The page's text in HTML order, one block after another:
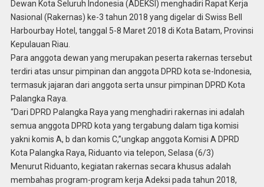
Dewan Kota Seluruh Indonesia (ADEKSI) menghadiri Rapat Kerja
Nasional (Rakernas) ke-3 tahun 2018 yang digelar di Swiss Bell
Harbourbay Hotel, tanggal 5-8 Maret 2018 di Kota Batam, Provinsi
Kepulauan Riau.
Para anggota dewan yang merupakan peserta rakernas tersebut
terdiri atas unsur pimpinan dan anggota DPRD kota se-Indonesia,
termasuk jajaran dari anggota serta unsur pimpinan DPRD Kota
Palangka Raya.
“Dari DPRD Palangka Raya yang menghadiri rakernas ini adalah
semua anggota DPRD kota yang tergabung dalam tiga komisi
yakni komis A, b dan komis C,”ungkap anggota Komisi A DPRD
Kota Palangka Raya, Riduanto via telepon, Selasa (6/3)
Menurut Riduanto, kegiatan rakernas secara khusus adalah
membahas program-program kerja Adeksi pada tahun 2018,